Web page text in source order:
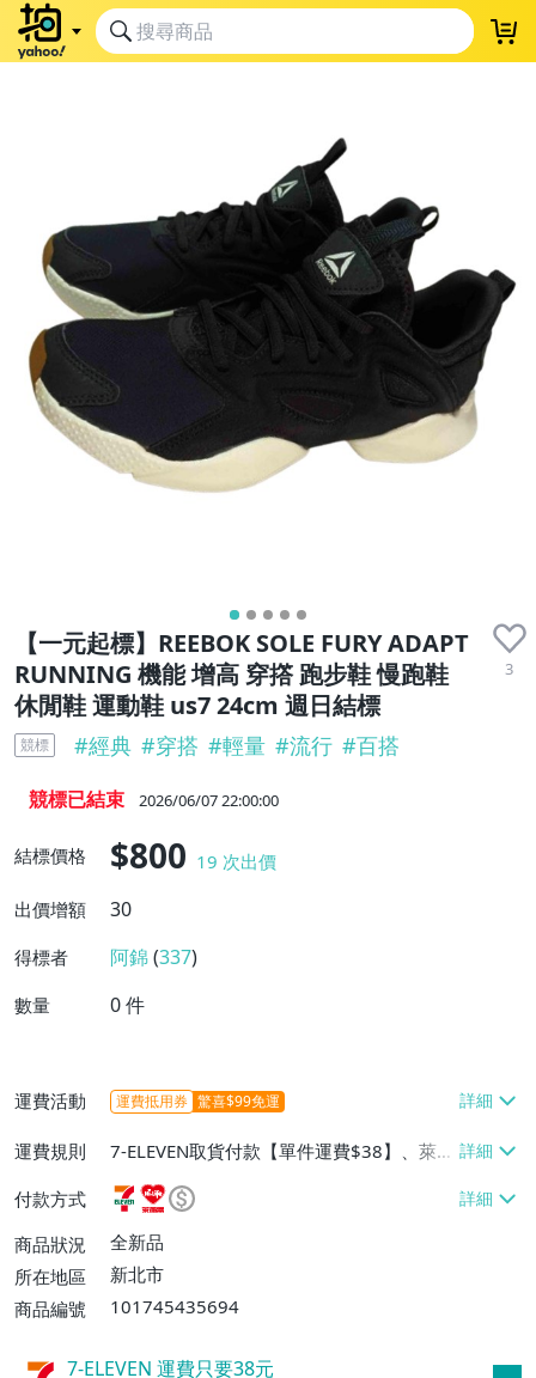
【一元起標】REEBOK SOLE FURY ADAPT
RUNNING 機能 增高 穿撘 跑步鞋 慢跑鞋
休閒鞋 運動鞋 us7 24cm 週日結標
3
競標 #經典 #穿搭 #輕量 #流行 #百搭
競標已結束 2026/06/07 22:00:00
結標價格 $800 19 次出價
出價增額
30
得標者 阿錦(337)
數量 0件
運費活動 運費抵用券 驚喜$99免運
運費規則
7-ELEVEN取貨付款【單件運費$38】、萊爾
富取貨付款【單件運費$60】、宅配/貨運
【單件運費$200、滿20件或消費滿$10000
0免運費】、郵局掛號【單件運費$120、滿
20件或消費滿$100000免運費】
付款方式
商品狀況
全新品
所在地區
新北市
商品編號
101745435694
7-ELEVEN 運費只要38元